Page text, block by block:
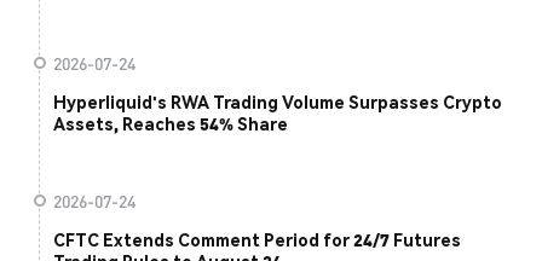
2026-07-24
Hyperliquid's RWA Trading Volume Surpasses Crypto
Assets, Reaches 54% Share
2026-07-24
CFTC Extends Comment Period for 24/7 Futures